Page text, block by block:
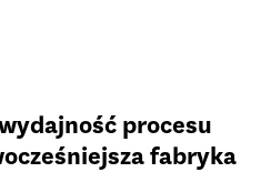
procesu
fabryka